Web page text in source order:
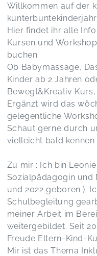
weitere Kurse 🥰
Kurs „Das erste Jahr“
Alles super :)
Workshop
Workshop „ Salzmalerei“
Helen,
Workshop „Töpfchenspaß“
Ivona,
Leonie leitet das
Räumlichkeiten
sie geht toll mit
sehr gerne den
erste Jahr“ hinaus
Willkommen auf der
Hier findet ihr alle
Kursen und
buchen.
Ob Babymassage,
Kinder ab 2 Jahren
Bewegt&Kreativ
Ergänzt wird das
gelegentliche
Schaut gerne durch
vielleicht bald kennen
Zu mir : Ich bin
Sozialpädagogin und
und 2022 geboren ).
Schulbegleitung
meiner Arbeit im
weitergebildet. Seit
Freude Eltern-Kind-
Mir ist das Thema